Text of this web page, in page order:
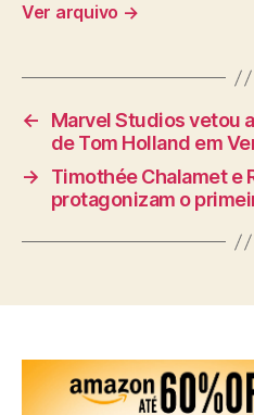
Ver arquivo →
←
Marvel Studios vetou
de Tom Holland em
→
Timothée Chalamet e
protagonizam o